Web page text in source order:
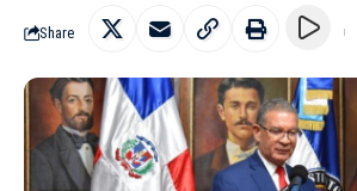
Share